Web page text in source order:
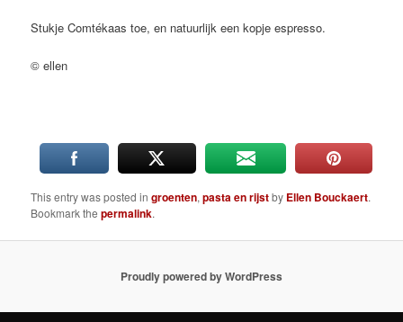
Stukje Comtékaas toe, en natuurlijk een kopje espresso.
© ellen
This entry was posted ingroenten,pasta en rijstby Ellen Bouckaert.
Bookmark thepermalink.
Proudly powered by WordPress